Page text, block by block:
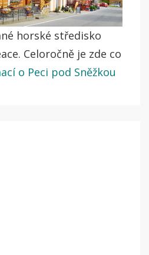
horské středisko
Celoročně je zde co
o Peci pod Sněžkou